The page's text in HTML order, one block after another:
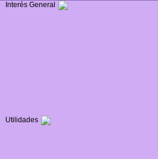
Interés General
Utilidades